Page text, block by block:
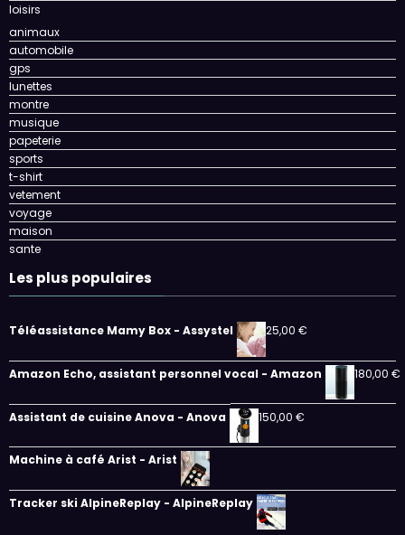
loisirs
animaux
automobile
gps
lunettes
montre
musique
papeterie
sports
t-shirt
vetement
voyage
maison
sante
Les plus populaires
Téléassistance Mamy Box - Assystel 25,00 €
Amazon Echo, assistant personnel vocal - Amazon 180,00 €
Assistant de cuisine Anova - Anova 150,00 €
Machine à café Arist - Arist
Tracker ski AlpineReplay - AlpineReplay